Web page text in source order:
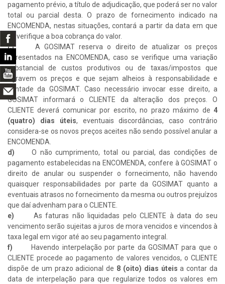
pagamento prévio, a título de adjudicação, que poderá ser no valor
total ou parcial desta. O prazo de fornecimento indicado na
ENCOMENDA, nestas situações, contará a partir da data em que
se verifique a boa cobrança do valor.
c)
A GOSIMAT reserva o direito de atualizar os preços
apresentados na ENCOMENDA, caso se verifique uma variação
substancial de custos produtivos ou de taxas/impostos que
agravem os preços e que sejam alheios à responsabilidade e
vontade da GOSIMAT. Caso necessário invocar esse direito, a
GOSIMAT informará o CLIENTE da alteração dos preços. O
CLIENTE deverá comunicar por escrito, no prazo máximo de 4
(quatro) dias úteis, eventuais discordâncias, caso contrário
considera-se os novos preços aceites não sendo possível anular a
ENCOMENDA.
d) O não cumprimento, total ou parcial, das condições de
pagamento estabelecidas na ENCOMENDA, confere à GOSIMAT o
direito de anular ou suspender o fornecimento, não havendo
quaisquer responsabilidades por parte da GOSIMAT quanto a
eventuais atrasos no fornecimento da mesma ou outros prejuízos
que daí advenham para o CLIENTE.
e) As faturas não liquidadas pelo CLIENTE à data do seu
vencimento serão sujeitas a juros de mora vencidos e vincendos à
taxa legal em vigor até ao seu pagamento integral.
f)
Havendo interpelação por parte da GOSIMAT para que o
CLIENTE procede ao pagamento de valores vencidos, o CLIENTE
dispõe de um prazo adicional de 8 (oito) dias úteisa contar da
data de interpelação para que regularize todos os valores em